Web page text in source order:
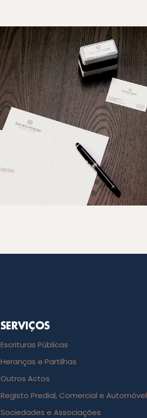
SERVIÇOS
Escrituras Públicas
Heranças e Partilhas
Outros Actos
Registo Predial, Comercial e Automóvel
Sociedades e Associações